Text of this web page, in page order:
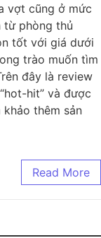
vợt cũng ở mức
từ phòng thủ
tốt với giá dưới
trào muốn tìm
đây là review
hit” và được
thêm sản
Read More